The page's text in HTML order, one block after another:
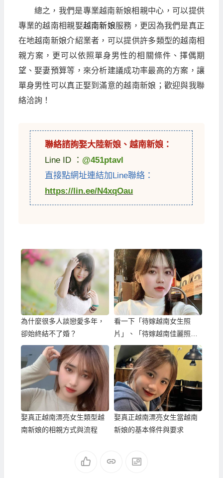
總之，我們是專業越南新娘相親中心，可以提供
專業的越南相親娶越南新娘服務，更因為我們是真正
在地越南新娘介紹業者，可以提供許多類型的越南相
親方案，更可以依照單身男性的相關條件、擇偶期
望、娶妻預算等，來分析建議成功率最高的方案，讓
單身男性可以真正娶到滿意的越南新娘；歡迎與我聯
絡洽詢！
聯絡諮詢娶大陸新娘 、越南新娘 ：
Line ID ： @451ptavl
直接點網址連結加Line聯絡：
https://lin.ee/N4xqOau
為什麼很多人談戀愛多年，
卻始終結不了婚？
看一下「待嫁越南女生照
片」、「待嫁越南佳麗照
片」來先挑選漂亮越南漂亮
女生伴侶？
娶真正越南漂亮女生類型越
南新娘的相親方式與流程
娶真正越南漂亮女生當越南
新娘的基本條件與要求